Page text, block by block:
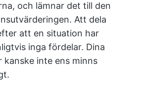
och lämnar det till den
Att dela
att en situation har
inga fördelar. Dina
kanske inte ens minns